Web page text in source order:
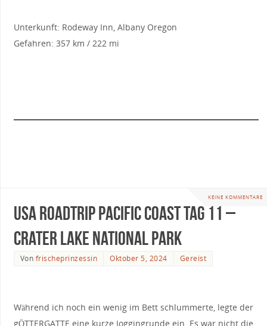
Unterkunft: Rodeway Inn, Albany Oregon
Gefahren: 357 km / 222 mi
KEINE KOMMENTARE
USA Roadtrip Pacific Coast Tag 11 –
Crater Lake National Park
Von frischeprinzessin Oktober 5, 2024 Gereist
Während ich noch ein wenig im Bett schlummerte, legte der
gÖTTERGATTE eine kurze Joggingrunde ein. Es war nicht die